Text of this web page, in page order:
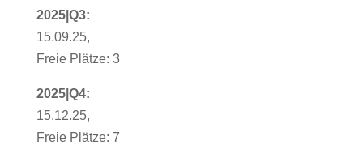
2025|Q3:
15.09.25,
Freie Plätze: 3
2025|Q4:
15.12.25,
Freie Plätze: 7